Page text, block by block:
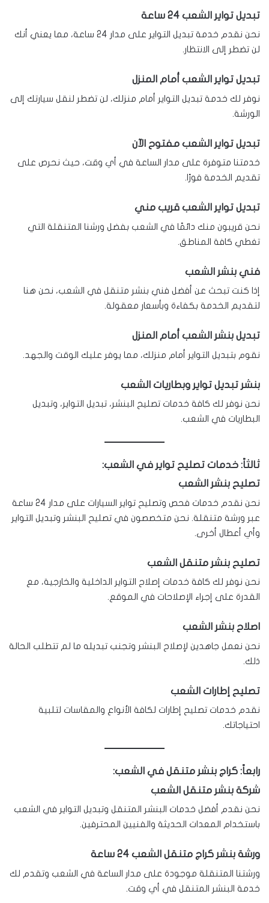
تبديل تواير الشعب 24 ساعة
نحن نقدم خدمة تبديل التواير على مدار 24 ساعة، مما يعني أنك
لن تضطر إلى الانتظار.
تبديل تواير الشعب أمام المنزل
نوفر لك خدمة تبديل التواير أمام منزلك، لن تضطر لنقل سيارتك إلى
الورشة.
تبديل تواير الشعب مفتوح الآن
خدمتنا متوفرة على مدار الساعة في أي وقت، حيث نحرص على
تقديم الخدمة فورًا.
تبديل تواير الشعب قريب مني
نحن قريبون منك دائمًا في الشعب بفضل ورشنا المتنقلة التي
تغطي كافة المناطق.
فني بنشر الشعب
إذا كنت تبحث عن أفضل فني بنشر متنقل في الشعب، نحن هنا
لتقديم الخدمة بكفاءة وبأسعار معقولة.
تبديل بنشر الشعب أمام المنزل
نقوم بتبديل التواير أمام منزلك، مما يوفر عليك الوقت والجهد.
بنشر تبديل تواير وبطاريات الشعب
نحن نوفر لك كافة خدمات تصليح البنشر، تبديل التواير، وتبديل
البطاريات في الشعب.
ثالثاً: خدمات تصليح تواير في الشعب:
تصليح بنشر الشعب
نحن نقدم خدمات فحص وتصليح تواير السيارات على مدار 24 ساعة
عبر ورشة متنقلة. نحن متخصصون في تصليح البنشر وتبديل التواير
وأي أعطال أخرى.
تصليح بنشر متنقل الشعب
نحن نوفر لك كافة خدمات إصلاح التواير الداخلية والخارجية، مع
القدرة على إجراء الإصلاحات في الموقع.
اصلاح بنشر الشعب
نحن نعمل جاهدين لإصلاح البنشر وتجنب تبديله ما لم تتطلب الحالة
ذلك.
تصليح إطارات الشعب
نقدم خدمات تصليح إطارات لكافة الأنواع والمقاسات لتلبية
احتياجاتك.
رابعاً: كراج بنشر متنقل في الشعب:
شركة بنشر متنقل الشعب
نحن نقدم أفضل خدمات البنشر المتنقل وتبديل التواير في الشعب
باستخدام المعدات الحديثة والفنيين المحترفين.
ورشة بنشر كراج متنقل الشعب 24 ساعة
ورشتنا المتنقلة موجودة على مدار الساعة في الشعب وتقدم لك
خدمة البنشر المتنقل في أي وقت.